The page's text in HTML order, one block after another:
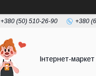
+380 (50) 510-26-90 +380
Інтернет-